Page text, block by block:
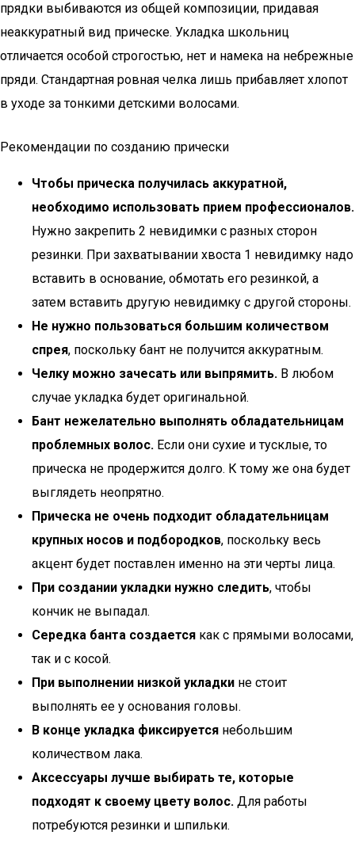
прядки выбиваются из общей композиции, придавая
неаккуратный вид прическе. Укладка школьниц
отличается особой строгостью, нет и намека на небрежные
пряди. Стандартная ровная челка лишь прибавляет хлопот
в уходе за тонкими детскими волосами.
Рекомендации по созданию прически
Чтобы прическа получилась аккуратной,
необходимо использовать прием профессионалов.
Нужно закрепить 2 невидимки с разных сторон
резинки. При захватывании хвоста 1 невидимку надо
вставить в основание, обмотать его резинкой, а
затем вставить другую невидимку с другой стороны.
Не нужно пользоваться большим количеством
спрея, поскольку бант не получится аккуратным.
Челку можно зачесать или выпрямить. В любом
случае укладка будет оригинальной.
Бант нежелательно выполнять обладательницам
проблемных волос. Если они сухие и тусклые, то
прическа не продержится долго. К тому же она будет
выглядеть неопрятно.
Прическа не очень подходит обладательницам
крупных носов и подбородков, поскольку весь
акцент будет поставлен именно на эти черты лица.
При создании укладки нужно следить, чтобы
кончик не выпадал.
Середка банта создается как с прямыми волосами,
так и с косой.
При выполнении низкой укладки не стоит
выполнять ее у основания головы.
В конце укладка фиксируется небольшим
количеством лака.
Аксессуары лучше выбирать те, которые
подходят к своему цвету волос. Для работы
потребуются резинки и шпильки.